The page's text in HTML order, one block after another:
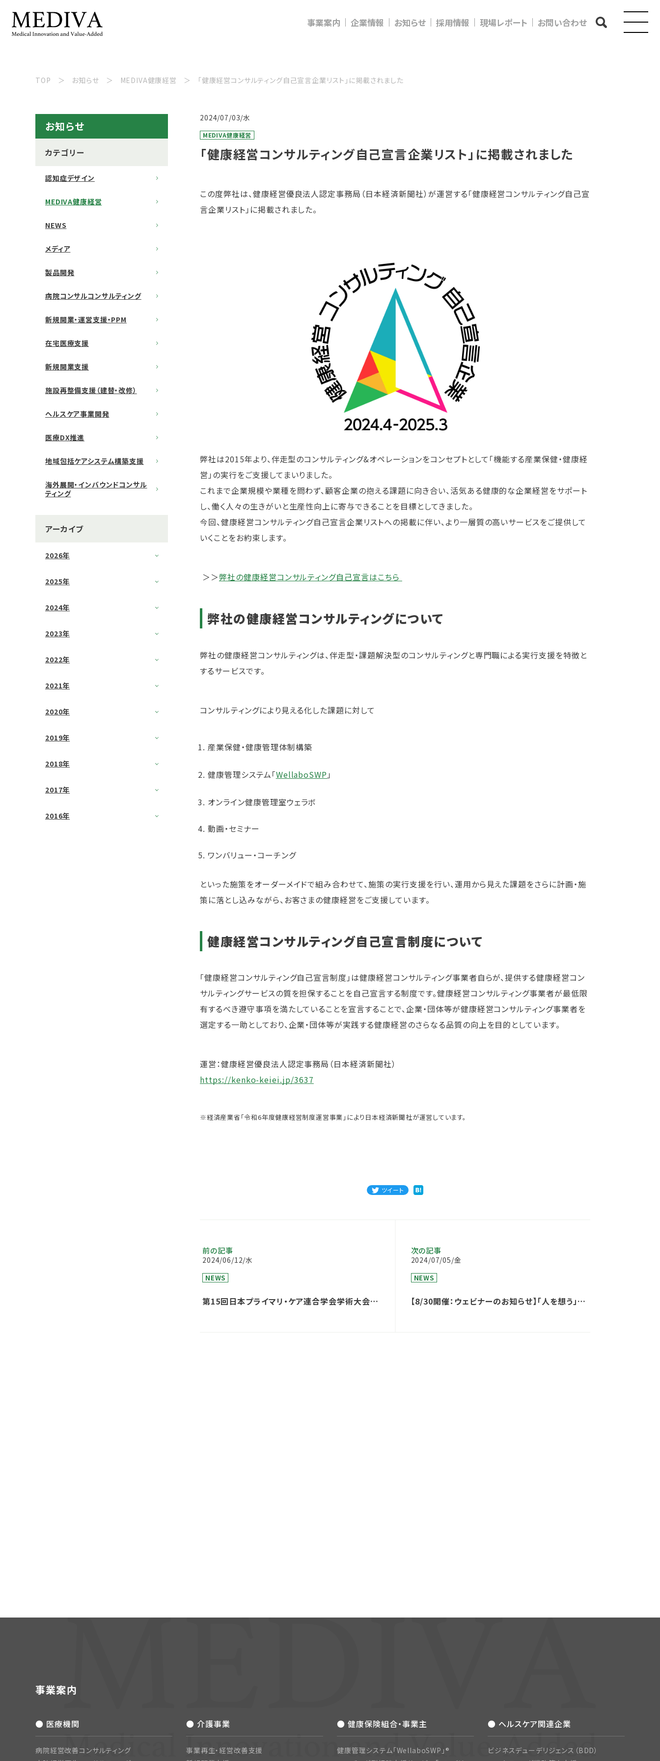
事業案内 企業情報 お知らせ 採用情報 現場レポート お問い合わせ
TOP お知らせ MEDIVA健康経営 「健康経営コンサルティング自己宣言企業リスト」に掲載されました
お知らせ
カテゴリー
認知症デザイン
MEDIVA健康経営
NEWS
メディア
製品開発
病院コンサルコンサルティング
新規開業・運営支援・PPM
在宅医療支援
新規開業支援
施設再整備支援（建替・改修）
ヘルスケア事業開発
医療DX推進
地域包括ケアシステム構築支援
海外展開・インバウンドコンサル
ティング
アーカイブ
2026年
2025年
2024年
2023年
2022年
2021年
2020年
2019年
2018年
2017年
2016年
2024/07/03/水
MEDIVA健康経営
「健康経営コンサルティング自己宣言企業リスト」に掲載されました
この度弊社は、健康経営優良法人認定事務局（日本経済新聞社）が運営する「健康経営コンサルティング自己宣
言企業リスト」に掲載されました。
弊社は2015年より、伴走型のコンサルティング&オペレーションをコンセプトとして「機能する産業保健・健康経
営」の実行をご支援してまいりました。
これまで企業規模や業種を問わず、顧客企業の抱える課題に向き合い、活気ある健康的な企業経営をサポート
し、働く人々の生きがいと生産性向上に寄与できることを目標としてきました。
今回、健康経営コンサルティング自己宣言企業リストへの掲載に伴い、より一層質の高いサービスをご提供して
いくことをお約束します。
＞＞弊社の健康経営コンサルティング自己宣言はこちら
弊社の健康経営コンサルティングについて
弊社の健康経営コンサルティングは、伴走型・課題解決型のコンサルティングと専門職による実行支援を特徴と
するサービスです。
コンサルティングにより見える化した課題に対して
産業保健・健康管理体制構築
健康管理システム「WellaboSWP 」
オンライン健康管理室ウェラボ
動画・セミナー
ワンバリュー・コーチング
といった施策をオーダーメイドで組み合わせて、施策の実行支援を行い、運用から見えた課題をさらに計画・施
策に落とし込みながら、お客さまの健康経営をご支援しています。
健康経営コンサルティング自己宣言制度について
「健康経営コンサルティング自己宣言制度」は健康経営コンサルティング事業者自らが、提供する健康経営コン
サルティングサービスの質を担保することを自己宣言する制度です。健康経営コンサルティング事業者が最低限
有するべき遵守事項を満たしていることを宣言することで、企業・団体等が健康経営コンサルティング事業者を
選定する一助としており、企業・団体等が実践する健康経営のさらなる品質の向上を目的としています。
運営：健康経営優良法人認定事務局（日本経済新聞社）
https://kenko-keiei.jp/3637
※経済産業省「令和6年度健康経営制度運営事業」により日本経済新聞社が運営しています。
ツイート
前の記事
2024/06/12/水
NEWS
第15回日本プライマリ・ケア連合学会学術大会に
次の記事
2024/07/05/金
NEWS
【8/30開催：ウェビナーのお知らせ】「人を想う」 ブ
事業案内
● 医療機関
病院経営改善コンサルティング
● 介護事業
事業再生・経営改善支援
● 健康保険組合・事業主
健康管理システム「WellaboSWP」®
● ヘルスケア関連企業
ビジネスデューデリジェンス（BDD）